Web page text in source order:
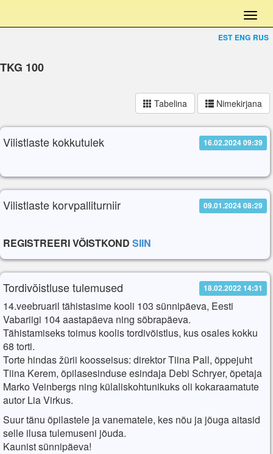
EST ENG RUS
TKG 100
Tabelina Nimekirjana
Vilistlaste kokkutulek 16.02.2024 09:39
Vilistlaste korvpalliturniir 09.01.2024 08:29
REGISTREERI VÕISTKOND SIIN
Tordivõistluse tulemused 18.02.2022 14:31
14.veebruaril tähistasime kooli 103 sünnipäeva, Eesti
Vabariigi 104 aastapäeva ning sõbrapäeva.
Tähistamiseks toimus koolis tordivõistlus, kus osales kokku
68 torti.
Torte hindas žürii koosseisus: direktor Tiina Pall, õppejuht
Tiina Kerem, õpilasesinduse esindaja Debi Schryer, õpetaja
Marko Veinbergs ning külaliskohtunikuks oli kokaraamatute
autor Lia Virkus.
Suur tänu õpilastele ja vanematele, kes nõu ja jõuga aitasid
selle ilusa tulemuseni jõuda.
Kaunist sünnipäeva!